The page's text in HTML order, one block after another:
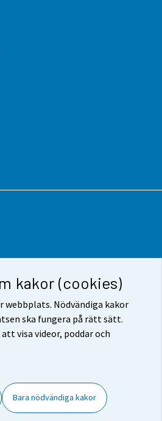
kakor (cookies)
webbplats. Nödvändiga kakor
ska fungera på rätt sätt.
visa videor, poddar och
Bara nödvändiga kakor